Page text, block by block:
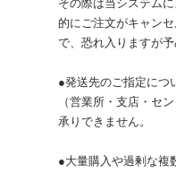
その際は当システム
的にご注文がキャン
で、恐れ入りますが予
●発送先のご指定につ
（営業所・支店・セ
承りできません。
●大量購入や過剰な複